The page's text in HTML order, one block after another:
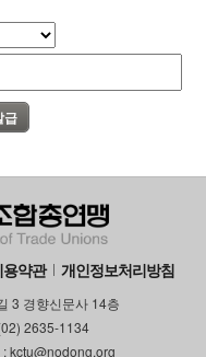
용약관 개인정보처리방침
3 경향신문사 14층
2635-1134
kctu@nodong.org